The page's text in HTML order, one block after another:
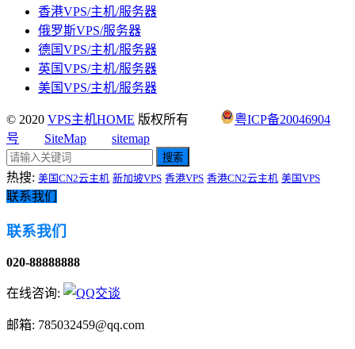
香港VPS/主机/服务器
俄罗斯VPS/服务器
德国VPS/主机/服务器
英国VPS/主机/服务器
美国VPS/主机/服务器
© 2020 VPS主机HOME 版权所有
粤ICP备20046904
号
SiteMap sitemap
搜索
热搜: 美国CN2云主机 新加坡VPS 香港VPS 香港CN2云主机 美国VPS
联系我们
联系我们
020-88888888
在线咨询:
邮箱: 785032459@qq.com